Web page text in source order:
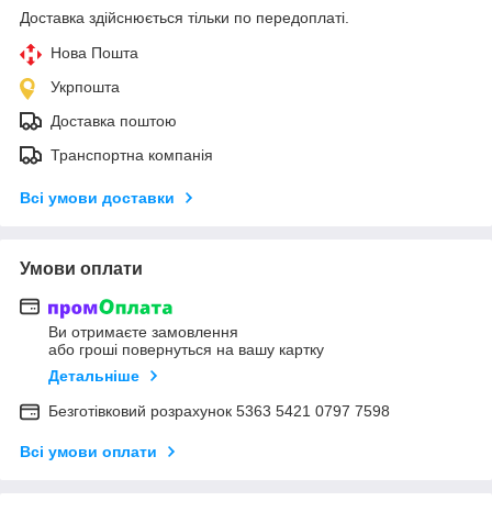
Доставка здійснюється тільки по передоплаті.
Нова Пошта
Укрпошта
Доставка поштою
Транспортна компанія
Всі умови доставки
Умови оплати
Ви отримаєте замовлення
або гроші повернуться на вашу картку
Детальніше
Безготівковий розрахунок 5363 5421 0797 7598
Всі умови оплати